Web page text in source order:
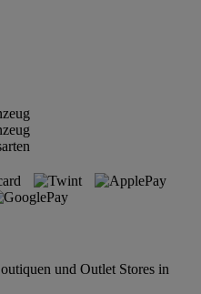
und Outlet Stores in